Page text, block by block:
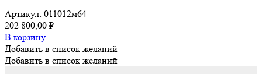
Артикул: 011012м64
202 800,00 ₽
В корзину
Добавить в список желаний
Добавить в список желаний